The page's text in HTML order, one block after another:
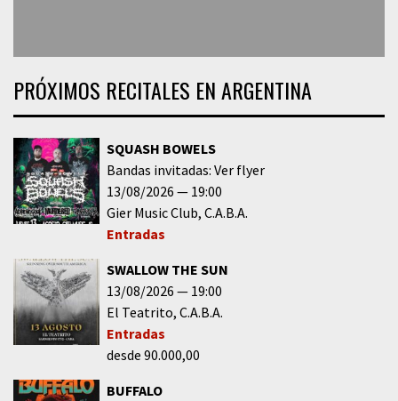
PRÓXIMOS RECITALES EN ARGENTINA
SQUASH BOWELS
Bandas invitadas: Ver flyer
13/08/2026
19:00
Gier Music Club C.A.B.A.
Entradas
SWALLOW THE SUN
13/08/2026
19:00
El Teatrito C.A.B.A.
Entradas
desde 90.000,00
BUFFALO